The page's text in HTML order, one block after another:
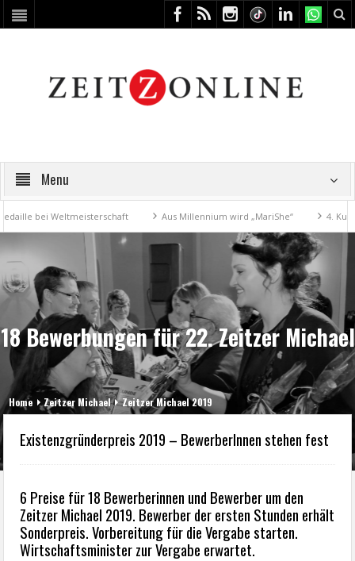
Menu
bei Weltmeisterschaft Aus Millennium wird „MariShe“ 4.
18 Bewerbungen für 22. Zeitzer Michael
Home Zeitzer Michael Zeitzer Michael 2019
Existenzgründerpreis 2019 – BewerberInnen stehen fest
6 Preise für 18 Bewerberinnen und Bewerber um den
Zeitzer Michael 2019. Bewerber der ersten Stunden erhält
Sonderpreis. Vorbereitung für die Vergabe starten.
Wirtschaftsminister zur Vergabe erwartet.